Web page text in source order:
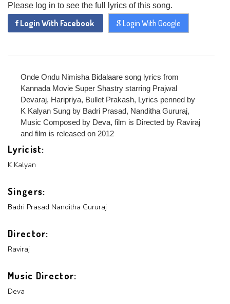
Please log in to see the full lyrics of this song.
Login With Facebook Login With Google
Onde Ondu Nimisha Bidalaare song lyrics from
Kannada Movie Super Shastry starring Prajwal
Devaraj, Haripriya, Bullet Prakash, Lyrics penned by
K Kalyan Sung by Badri Prasad, Nanditha Gururaj,
Music Composed by Deva, film is Directed by Raviraj
and film is released on 2012
Lyricist:
K Kalyan
Singers:
Badri Prasad Nanditha Gururaj
Director:
Raviraj
Music Director:
Deva